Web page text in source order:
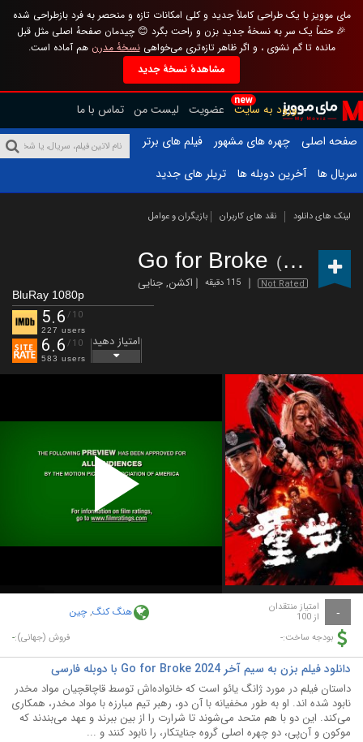
مای موویز با یک طراحی کاملاً جدید و کلی امکانات تازه و منحصر به فرد بازطراحی شده
🎉 حتماً یک سر به نسخهٔ جدید بزن و راحت بگرد 😊 چیدمان صفحهٔ اصلی مثل قبل
مانده تا گم نشوی ، و اگر ظاهر تازه‌تری می‌خواهینسخهٔ مدرن هم آماده است.
مشاهدهٔ نسخهٔ جدید
new
ورود به سایت عضویت لیست من تماس با ما
صفحه اصلی
چهره های مشهور
فیلم های برتر
سریال ها
آخرین دوبله ها تریلر های جدید
لینک های دانلود نقد های کاربران بازیگران و عوامل
Go for Broke (2024)
Not Rated 115 دقیقه اکشن,جنایی
BluRay 1080p
5.6 /10
227 users
6.6 /10
583 users
امتیاز دهید
Play
Video
- امتیاز منتقدان
از 100 هنگ کنگ,چین
بودجه ساخت:- فروش (جهانی):-
دانلود فیلم بزن به سیم آخر Go for Broke 2024 با دوبله فارسی
داستان فیلم در مورد ژانگ یائو است که خانواده‌اش توسط قاچاقچیان مواد مخدر
نابود شده اند. او به طور مخفیانه با آن دو، رهبر تیم مبارزه با مواد مخدر، همکاری
می‌کند. این دو با هم متحد می‌شوند تا شرارت را از بین ببرند و عهد می‌بندند که
موکون و آن‌پی، دو چهره اصلی گروه جنایتکار، را نابود کنند و ...